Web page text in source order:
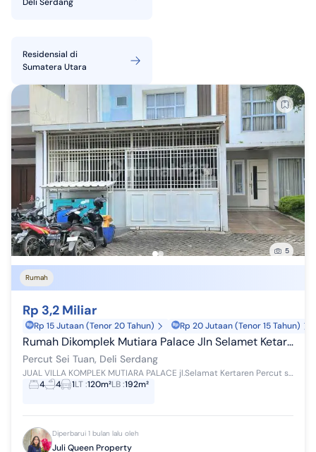
Residensial di
Sumatera Utara
5
Rumah
Rp 3,2 Miliar
Rp 15 Jutaan (Tenor 20 Tahun) Rp 20 Jutaan (Tenor 15 Tahun)
Rumah Dikomplek Mutiara Palace Jln Selamet Ketaren
Percut Sei Tuan, Deli Serdang
JUAL VILLA KOMPLEK MUTIARA PALACE jl.Selamat Kertaren Percut sei tuan-pancing ______________________________ Harga : 3.200.000.000 nego _________...
4
4 1LT:120m²LB:192m²
Diperbarui 1 bulan lalu oleh
Juli Queen Property